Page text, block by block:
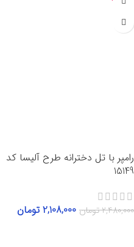
رامپر با تل دخترانه طرح آلیسا کد
15149
2,480,000تومان 2,108,000 تومان